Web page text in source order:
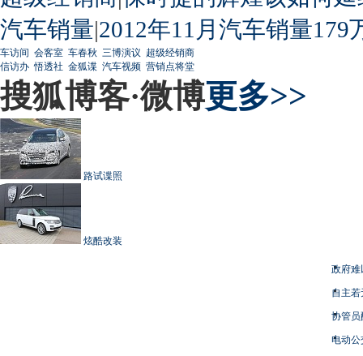
汽车销量|2012年11月汽车销量179
车访间 会客室 车春秋 三博演议 超级经销商
信访办 悟透社 金狐谍 汽车视频 营销点将堂
搜狐博客·微博更多>>
路试谍照
炫酷改装
政府难
自主
协管员
电动